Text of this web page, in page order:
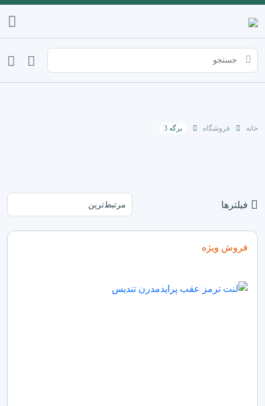
خانه فروشگاه برگه 3
فیلترها
فروش ویژه